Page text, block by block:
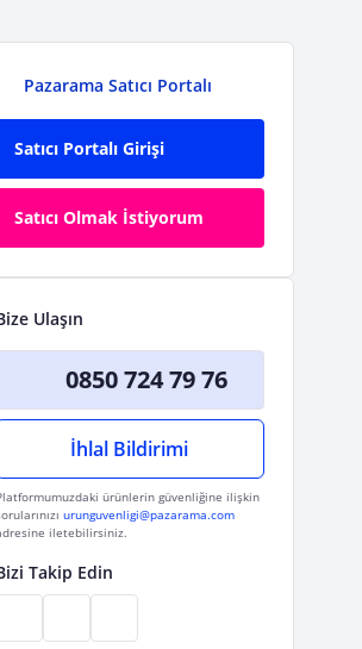
Pazarama Satıcı Portalı
Satıcı Portalı Girişi
Satıcı Olmak İstiyorum
Ulaşın
0850 724 79 76
İhlal Bildirimi
ürünlerin güvenliğine ilişkin
urunguvenligi@pazarama.com
iletebilirsiniz.
Takip Edin